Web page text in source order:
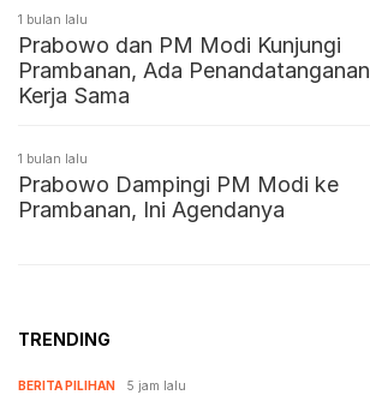
1 bulan lalu
Prabowo dan PM Modi Kunjungi
Prambanan, Ada Penandatanganan
Kerja Sama
1 bulan lalu
Prabowo Dampingi PM Modi ke
Prambanan, Ini Agendanya
TRENDING
BERITA PILIHAN 5 jam lalu